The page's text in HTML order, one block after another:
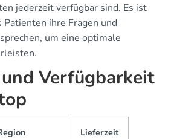
jederzeit verfügbar sind. Es ist
Patienten ihre Fragen und
um eine optimale
Verfügbarkeit
Lieferzeit